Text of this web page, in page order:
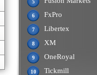
5
6 FxPro
7 Libertex
8 XM
9 OneRoyal
10 Tickmill